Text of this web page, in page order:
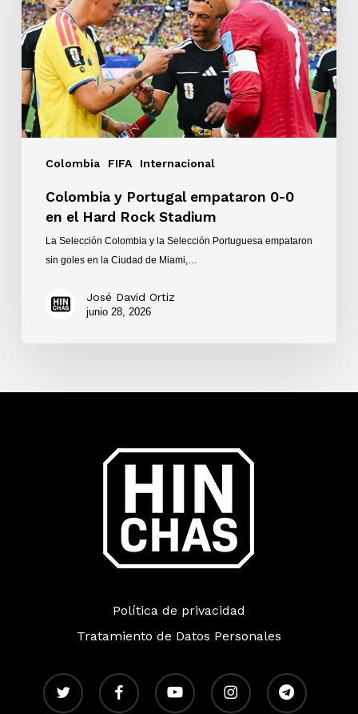
Colombia FIFA Internacional
0-
0
en
el
Hard
Rock
Stadium
Colombia y Portugal empataron 0-0
en el Hard Rock Stadium
La Selección Colombia y la Selección Portuguesa empataron
sin goles en la Ciudad de Miami,…
José David Ortiz
junio 28, 2026
Política de privacidad
Tratamiento de Datos Personales
twitter facebook youtube instagram telegram